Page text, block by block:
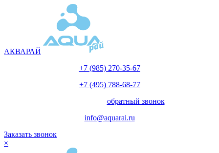
АКВАРАЙ
+7 (985) 270-35-67
+7 (495) 788-68-77
обратный звонок
info@aquarai.ru
Заказать звонок
×